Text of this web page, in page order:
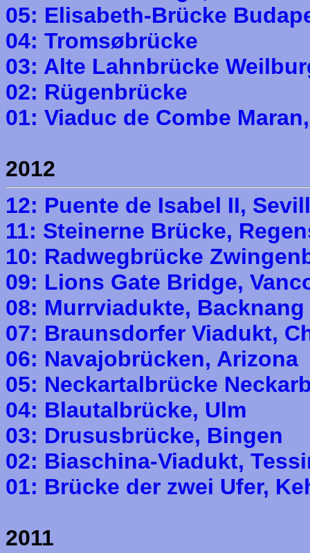
05: Elisabeth-Brücke
04: Tromsøbrücke
03: Alte Lahnbrücke
02: Rügenbrücke
01: Viaduc de Combe
2012
12: Puente de Isabel II,
11: Steinerne Brücke,
10: Radwegbrücke
09: Lions Gate Bridge,
08: Murrviadukte, Backnang
07: Braunsdorfer Viadukt,
06: Navajobrücken, Arizona
05: Neckartalbrücke
04: Blautalbrücke, Ulm
03: Drususbrücke, Bingen
02: Biaschina-Viadukt,
01: Brücke der zwei Ufer,
2011